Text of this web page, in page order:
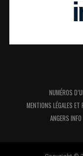
NUMÉROS
MENTIONS LÉGALES
ANGERS INFO